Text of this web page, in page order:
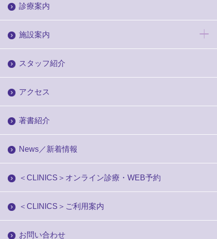
診療案内
施設案内
スタッフ紹介
アクセス
著書紹介
News／新着情報
＜CLINICS＞オンライン診療・WEB予約
＜CLINICS＞ご利用案内
お問い合わせ